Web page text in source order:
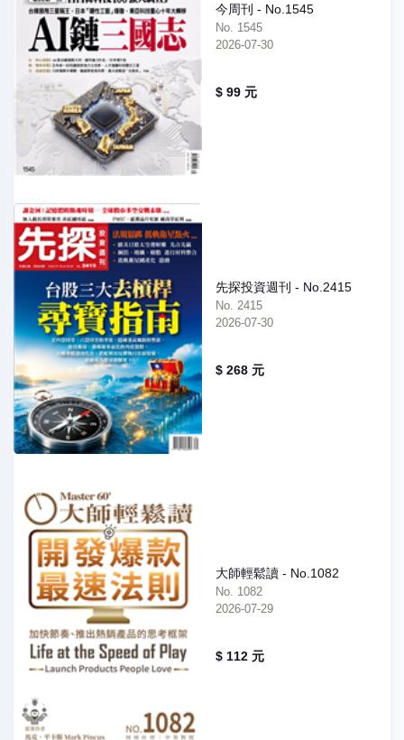
今周刊 - No.1545
No. 1545
2026-07-30
$ 99 元
先探投資週刊 - No.2415
No. 2415
2026-07-30
$ 268 元
大師輕鬆讀 - No.1082
No. 1082
2026-07-29
$ 112 元